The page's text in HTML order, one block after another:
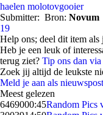
haelen molotovgooier
Submitter: Bron: Novum
19
Help ons; deel dit item als
Heb je een leuk of
terug ziet? Tip ons dan
Zoek jij altijd de leukste
Meld je aan als
Meest gelezen
6469000:45Random Pics